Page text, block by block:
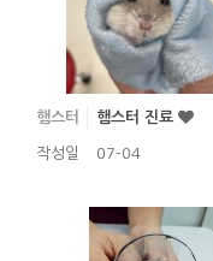
햄스터 햄스터 진료
작성일 07-04